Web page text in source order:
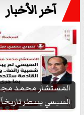
آخر الأخبار
المستشار محمد
السيسي يسطر